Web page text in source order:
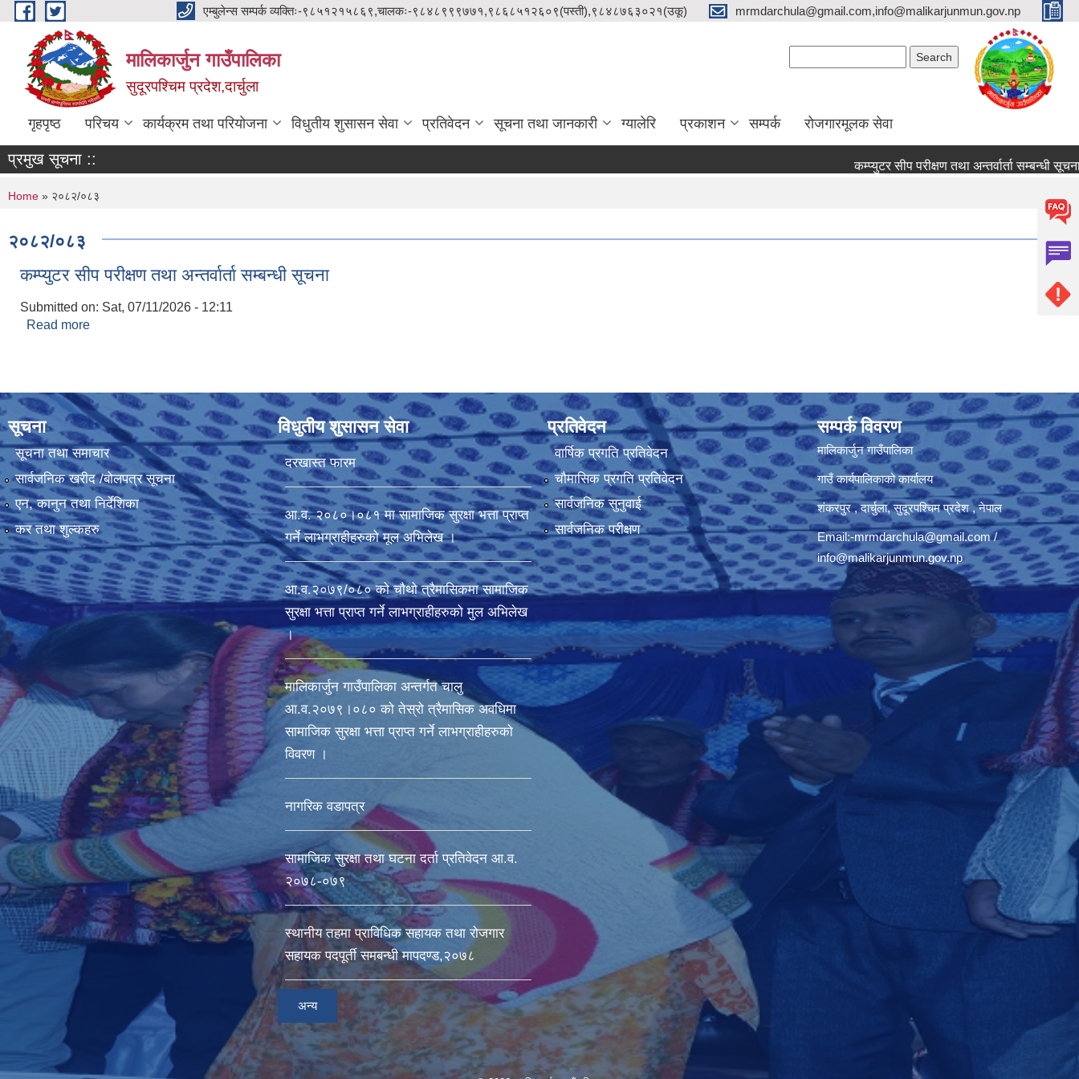
Skip to main content एम्बुलेन्स सम्पर्क व्यक्तिः-९८५१२१५८६९,चालकः-९८४८९९९७७१,९८६८५१२६०९(पस्ती),९८४८७६३०२१(उकू) mrmdarchula@gmail.com,info@malikarjunmun.gov.np
मालिकार्जुन गाउँपालिका
सुदूरपश्चिम प्रदेश,दार्चुला
गृहपृष्ठ परिचय कार्यक्रम तथा परियोजना विधुतीय शुसासन सेवा प्रतिवेदन सूचना तथा जानकारी ग्यालेरि प्रकाशन सम्पर्क रोजगारमूलक सेवा
प्रमुख सूचना :: कम्प्युटर सीप परीक्षण तथा अन्तर्वार्ता सम्बन्धी सूचना
You are here
Home » २०८२/०८३
२०८२/०८३
कम्प्युटर सीप परीक्षण तथा अन्तर्वार्ता सम्बन्धी सूचना
Submitted on: Sat, 07/11/2026 - 12:11
Read more
सूचना
सूचना तथा समाचार
सार्वजनिक खरीद /बोलपत्र सूचना
एन, कानुन तथा निर्देशिका
कर तथा शुल्कहरु
विधुतीय शुसासन सेवा
दरखास्त फारम
आ.व. २०८०।०८१ मा सामाजिक सुरक्षा भत्ता प्राप्त
गर्ने लाभग्राहीहरुको मूल अभिलेख ।
आ.व.२०७९/०८० को चौथो त्रैमासिकमा सामाजिक
सुरक्षा भत्ता प्राप्त गर्ने लाभग्राहीहरुको मुल अभिलेख
।
मालिकार्जुन गाउँपालिका अन्तर्गत चालु
आ‍.व.२०७९।०८० को तेस्रो त्रैमासिक अवधिमा
सामाजिक सुरक्षा भत्ता प्राप्त गर्ने लाभग्राहीहरुको
विवरण ।
नागरिक वडापत्र
सामाजिक सुरक्षा तथा घटना दर्ता प्रतिवेदन आ.व.
२०७८-०७९
स्थानीय तहमा प्राविधिक सहायक तथा रोजगार
सहायक पदपूर्ती समबन्धी मापदण्ड,२०७८
अन्य
प्रतिवेदन
वार्षिक प्रगति प्रतिवेदन
चौमासिक प्रगति प्रतिवेदन
सार्वजनिक सुनुवाई
सार्वजनिक परीक्षण
सम्पर्क विवरण
मालिकार्जुन गाउँपालिका
गाउँ कार्यपालिकाको कार्यालय
शंकरपुर , दार्चुला, सुदूरपश्चिम प्रदेश , नेपाल
Email:-mrmdarchula@gmail.com/
info@malikarjunmun.gov.np